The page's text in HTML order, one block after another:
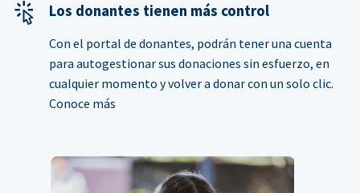
Los donantes tienen más control
Con el portal de donantes, podrán tener una cuenta
para autogestionar sus donaciones sin esfuerzo, en
cualquier momento y volver a donar con un solo clic.
Conoce más